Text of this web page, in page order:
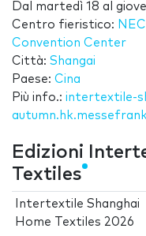
Dal martedì 18 al
Centro fieristico:
Convention Center
Città: Shangai
Paese: Cina
Più info.: intertextile-
Edizioni
Textiles
Intertextile Shanghai
Home Textiles 2026